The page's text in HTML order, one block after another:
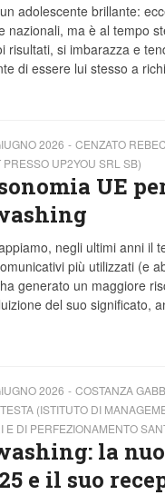
adolescente brillante:
nazionali, ma è al tempo
risultati, si imbarazza e
di essere lui stesso a
2026
CENZATO
UP2YOU SRL SB)
UE
negli ultimi anni il
più utilizzati (e
generato un maggiore
del suo significato,
2026
COSTANZA
(ISTITUTO DI
E DI PERFEZIONAMENTO
la
e il suo